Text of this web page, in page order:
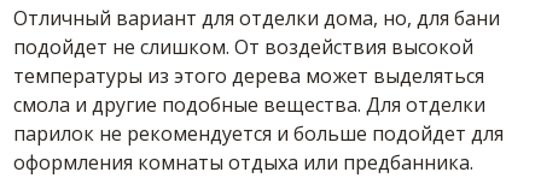
Отличный вариант для отделки дома, но, для бани
подойдет не слишком. От воздействия высокой
температуры из этого дерева может выделяться
смола и другие подобные вещества. Для отделки
парилок не рекомендуется и больше подойдет для
оформления комнаты отдыха или предбанника.